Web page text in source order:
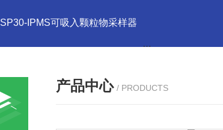
SP30-IPMS可吸入颗粒物采样器
产品中心 / PRODUCTS